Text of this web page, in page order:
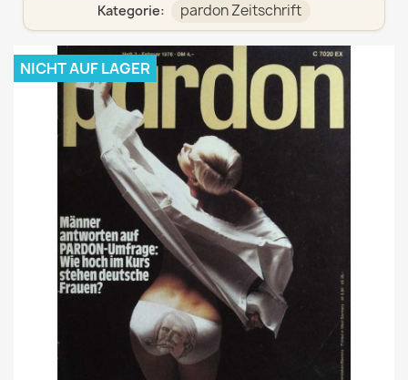
Kategorie: pardon Zeitschrift
NICHT AUF LAGER